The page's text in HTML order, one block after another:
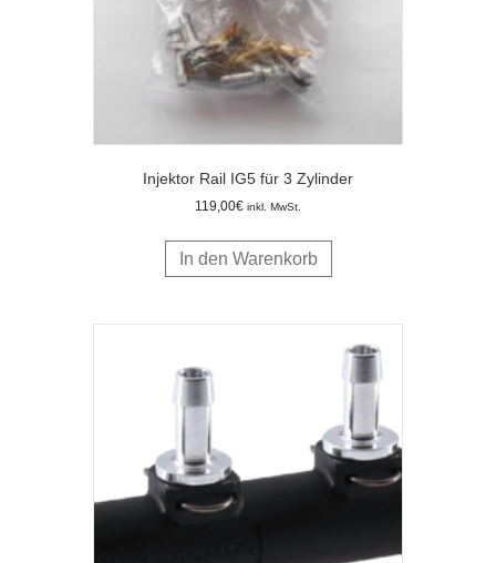
Injektor Rail IG5 für 3 Zylinder
119,00€ inkl. MwSt.
In den Warenkorb